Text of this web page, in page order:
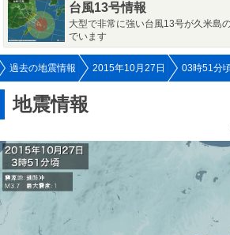
台風13号情報
大型で非常に強い台風13号が久米島
でいます
過去の地震情報 2015年10月27日 03時51分
地震情報